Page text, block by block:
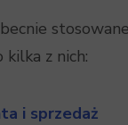
kilka z nich:
i sprzedaż